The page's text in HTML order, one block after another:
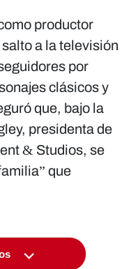
productor
a la televisión
por
clásicos y
que, bajo la
presidenta de
& Studios, se
que